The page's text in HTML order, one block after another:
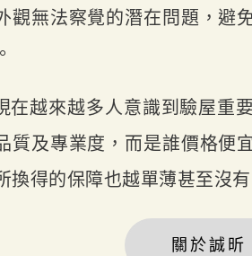
觀無法察覺的潛在問題，避
在越來越多人意識到驗屋重
質及專業度，而是誰價格便
換得的保障也越單薄甚至沒
關於誠昕